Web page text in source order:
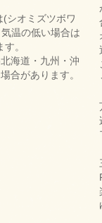
シオミズツボワ
温の低い場合は
。
海道・九州・沖
合があります。